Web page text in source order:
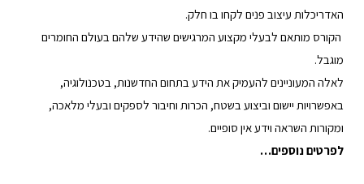
האדריכלות עיצוב פנים לקחו בו חלק.
הקורס מותאם לבעלי מקצוע המרגישים שהידע שלהם בעולם החומרים
מוגבל.
לאלה המעוניינים להעמיק את הידע בתחום החדשנות, בטכנולוגיה,
באפשרויות יישום וביצוע בשטח, הכרות וחיבור לספקים ובעלי מלאכה,
ומקורות השראה וידע אין סופיים.
לפרטים נוספים…